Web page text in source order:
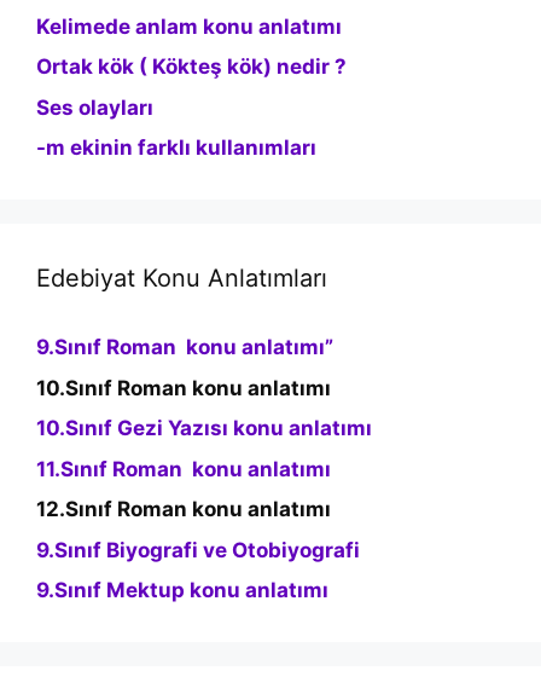
Kelimede anlam konu anlatımı
Ortak kök ( Kökteş kök) nedir ?
Ses olayları
-m ekinin farklı kullanımları
Edebiyat Konu Anlatımları
9.Sınıf Roman konu anlatımı”
10.Sınıf Roman konu anlatımı
10.Sınıf Gezi Yazısı konu anlatımı
11.Sınıf Roman konu anlatımı
12.Sınıf Roman konu anlatımı
9.Sınıf Biyografi ve Otobiyografi
9.Sınıf Mektup konu anlatımı